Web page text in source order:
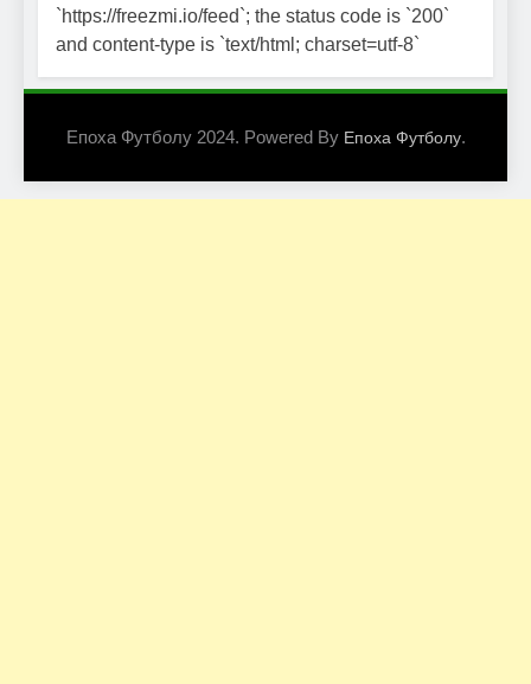
`https://freezmi.io/feed`; the status code is `200`
and content-type is `text/html; charset=utf-8`
Епоха Футболу 2024. Powered By Епоха Футболу.